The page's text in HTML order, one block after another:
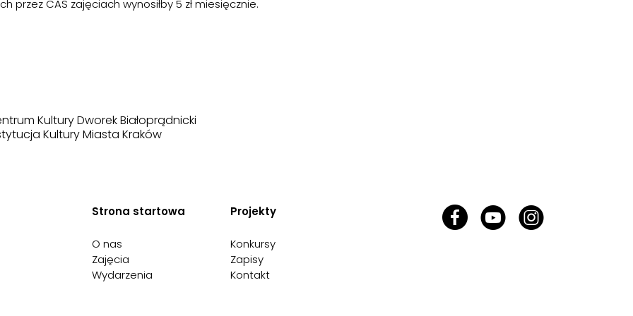
CAS zajęciach wynosiłby 5 zł miesięcznie.
Kultury Dworek Białoprądnicki
Kultury Miasta Kraków
Strona startowa
O nas
Zajęcia
Wydarzenia
Projekty
Konkursy
Zapisy
Kontakt